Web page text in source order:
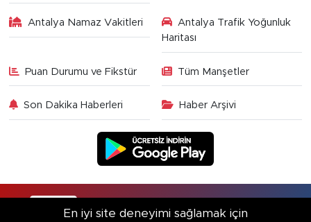
Antalya Namaz Vakitleri
Antalya Trafik Yoğunluk
Haritası
Puan Durumu ve Fikstür Tüm Manşetler
Son Dakika Haberleri Haber Arşivi
RSS Copyright © 2025. Her hakkı saklıdır.
En iyi site deneyimi sağlamak için